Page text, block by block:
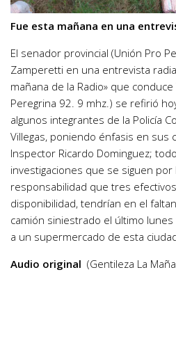
Fue esta mañana en una
El senador provincial (Unión Pro
Zamperetti en una entrevista
mañana de la Radio» que conduce
Peregrina 92. 9 mhz.) se refirió
algunos integrantes de la Policía
Villegas, poniendo énfasis en sus
Inspector Ricardo Dominguez;
investigaciones que se siguen
responsabilidad que tres
disponibilidad, tendrían en el
camión siniestrado el último
a un supermercado de esta
Audio original (Gentileza La